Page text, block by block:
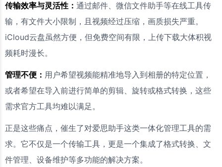
传输效率与灵活性： 通过邮件、微信文件助手等在线工具传
输，有文件大小限制，且视频经过压缩，画质损失严重。
iCloud云盘虽然方便，但免费空间有限，上传下载大体积视
频耗时漫长。
管理不便： 用户希望视频能精准地导入到相册的特定位置，
或者希望在导入前进行简单的剪辑、旋转或格式转换，这些
需求官方工具均难以满足。
正是这些痛点，催生了对爱思助手这类一体化管理工具的需
求。它不仅是一个传输工具，更是一个集成了格式转换、文
件管理、设备维护等多功能的解决方案。